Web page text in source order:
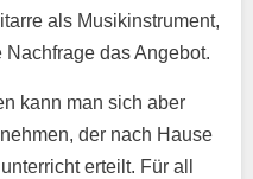
als Musikinstrument,
das Angebot.
kann man sich aber
der nach Hause
erteilt. Für all